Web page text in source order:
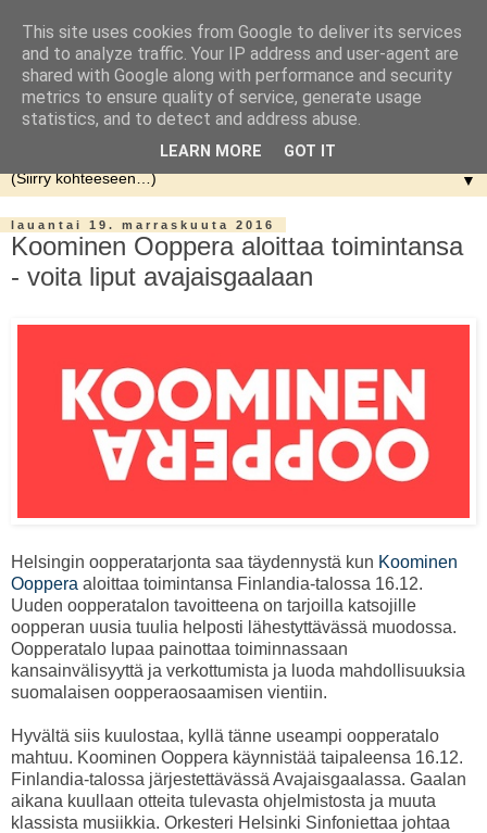
▼
lauantai 19. marraskuuta 2016
Koominen Ooppera aloittaa toimintansa
- voita liput avajaisgaalaan
Helsingin oopperatarjonta saa täydennystä kun Koominen
Ooppera aloittaa toimintansa Finlandia-talossa 16.12.
Uuden oopperatalon tavoitteena on tarjoilla katsojille
oopperan uusia tuulia helposti lähestyttävässä muodossa.
Oopperatalo lupaa painottaa toiminnassaan
kansainvälisyyttä ja verkottumista ja luoda mahdollisuuksia
suomalaisen oopperaosaamisen vientiin.
Hyvältä siis kuulostaa, kyllä tänne useampi oopperatalo
mahtuu. Koominen Ooppera käynnistää taipaleensa 16.12.
Finlandia-talossa järjestettävässä Avajaisgaalassa. Gaalan
aikana kuullaan otteita tulevasta ohjelmistosta ja muuta
klassista musiikkia. Orkesteri Helsinki Sinfoniettaa johtaa
This site uses cookies from Google to deliver its services
and to analyze traffic. Your IP address and user-agent are
shared with Google along with performance and security
metrics to ensure quality of service, generate usage
statistics, and to detect and address abuse.
LEARN MORE GOT IT